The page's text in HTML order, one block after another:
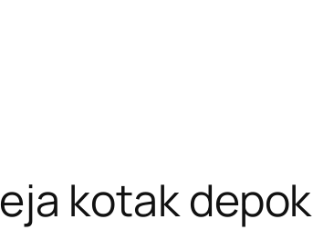
kotak depok